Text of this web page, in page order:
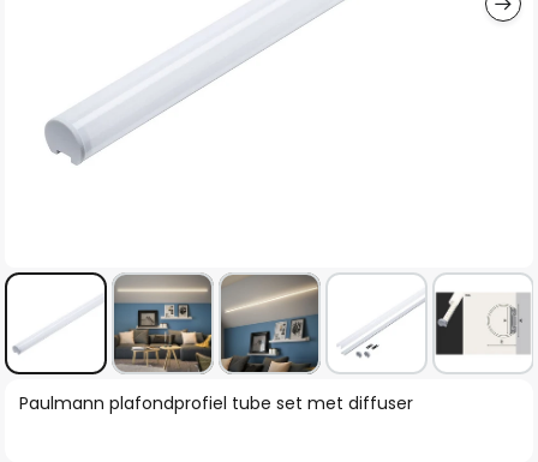
Ga
Paulmann plafondprofiel tube set met diffuser